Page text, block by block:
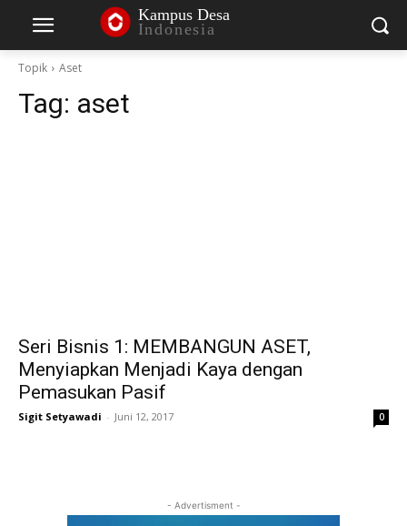
Kampus Desa
Indonesia
Topik Aset
Tag: aset
Seri Bisnis 1: MEMBANGUN ASET,
Menyiapkan Menjadi Kaya dengan
Pemasukan Pasif
Sigit Setyawadi - Juni 12, 2017 0
- Advertisment -